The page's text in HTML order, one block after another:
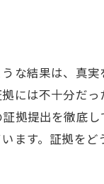
な結果は、真実
には不十分だっ
拠提出を徹底し
ます。証拠をど